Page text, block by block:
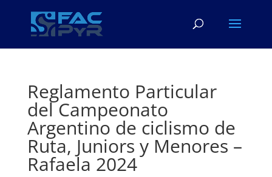
Reglamento Particular
del Campeonato
Argentino de ciclismo de
Ruta, Juniors y Menores –
Rafaela 2024